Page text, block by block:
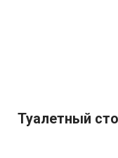
Туалетный